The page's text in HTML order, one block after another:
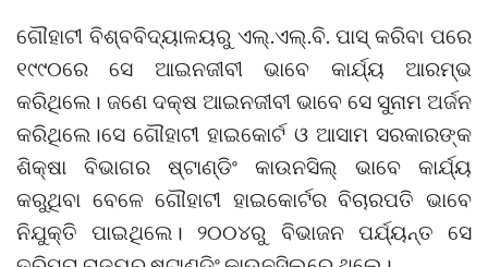
ଗୌହାଟୀ ବିଶ୍ବବିଦ୍ୟାଳୟରୁ ଏଲ୍‌.ଏଲ୍‌.ବି. ପାସ୍ କରିବା ପରେ
୧୯୯୦ରେ ସେ ଆଇନଜୀବୀ ଭାବେ ‌କାର୍ଯ୍ୟ ଆରମ୍ଭ
କରିଥିଲେ। ଜଣେ ଦକ୍ଷ ଆଇନଜୀବୀ ଭାବେ ସେ ସୁନାମ ଅର୍ଜନ
କରିଥିଲେ।ସେ ଗୌହାଟୀ ହାଇକୋର୍ଟ ଓ ଆସାମ ସରକାରଙ୍କ
ଶିକ୍ଷା ବିଭାଗର ଷ୍ଟାଣ୍ଡିଂ କାଉନସିଲ୍‌ ଭାବେ କାର୍ଯ୍ୟ
କରୁଥିବା ବେଳେ ଗୌହାଟୀ ହାଇକୋର୍ଟର ବିଚାରପତି ଭାବେ
ନିଯୁକ୍ତି ପାଇଥିଲେ। ୨୦୦୪ରୁ ବିଭାଜନ ପର୍ଯ୍ୟନ୍ତ ସେ